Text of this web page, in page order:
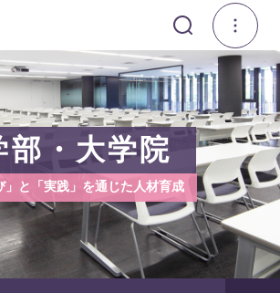
部・大学院
」と「実践」を通じた人材育成